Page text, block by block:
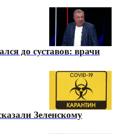
до суставов: врачи
Зеленскому